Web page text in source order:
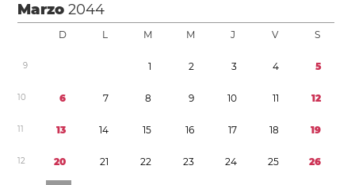
Marzo2044
D L M M J V S
9 1 2 3 4 5
10 6 7 8 9 10 11 12
11 13 14 15 16 17 18 19
12 20 21 22 23 24 25 26